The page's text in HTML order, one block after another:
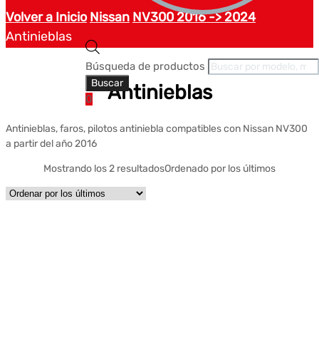
Búsqueda de productos
Buscar
0
Volver a Inicio Nissan NV300 2016 -> 2024
Antinieblas
Antinieblas
Antinieblas, faros, pilotos antiniebla compatibles con Nissan NV300
a partir del año 2016
Mostrando los 2 resultadosOrdenado por los últimos